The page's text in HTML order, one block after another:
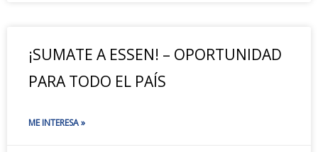
¡SUMATE A ESSEN! – OPORTUNIDAD
PARA TODO EL PAÍS
ME INTERESA »